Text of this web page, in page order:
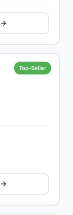
Top-Seller